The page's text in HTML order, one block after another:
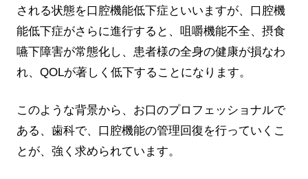
される状態を口腔機能低下症といいますが、口腔機
能低下症がさらに進行すると、咀嚼機能不全、摂食
嚥下障害が常態化し、患者様の全身の健康が損なわ
れ、QOLが著しく低下することになります。
このような背景から、お口のプロフェッショナルで
ある、歯科で、口腔機能の管理回復を行っていくこ
とが、強く求められています。